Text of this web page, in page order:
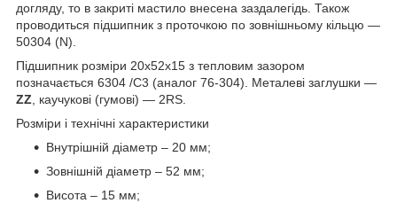
догляду, то в закриті мастило внесена заздалегідь. Також
проводиться підшипник з проточкою по зовнішньому кільцю —
50304 (N).
Підшипник розміри 20x52x15 з тепловим зазором
позначається 6304 /С3 (аналог 76-304). Металеві заглушки —
ZZ, каучукові (гумові) — 2RS.
Розміри і технічні характеристики
Внутрішній діаметр – 20 мм;
Зовнішній діаметр – 52 мм;
Висота – 15 мм;